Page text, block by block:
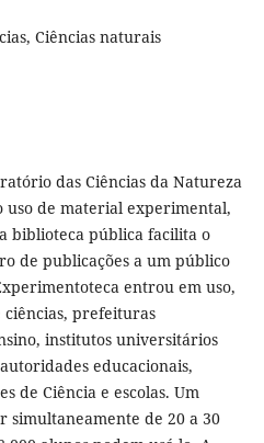
Ciências naturais
das Ciências da Natureza
de material experimental,
biblioteca pública facilita o
de publicações a um público
entrou em uso,
ciências, prefeituras
institutos universitários
educacionais,
de Ciência e escolas. Um
simultaneamente de 20 a 30